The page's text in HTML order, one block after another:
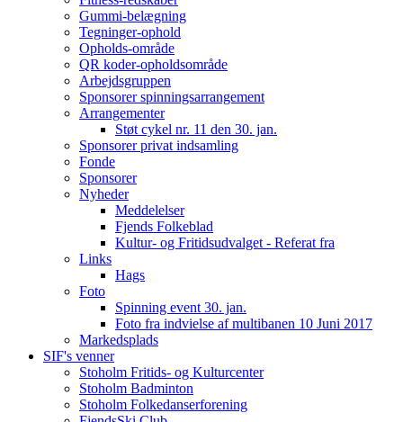
Gummi-belægning
Tegninger-ophold
Opholds-område
QR koder-opholdsområde
Arbejdsgruppen
Sponsorer spinningsarrangement
Arrangementer
Støt cykel nr. 11 den 30. jan.
Sponsorer privat indsamling
Fonde
Sponsorer
Nyheder
Meddelelser
Fjends Folkeblad
Kultur- og Fritidsudvalget - Referat fra
Links
Hags
Foto
Spinning event 30. jan.
Foto fra indvielse af multibanen 10 Juni 2017
Markedsplads
SIF's venner
Stoholm Fritids- og Kulturcenter
Stoholm Badminton
Stoholm Folkedanserforening